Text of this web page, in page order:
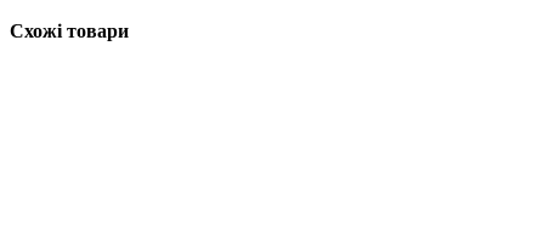
Схожі товари